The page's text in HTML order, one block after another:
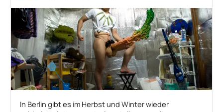
In Berlin gibt es im Herbst und Winter wieder